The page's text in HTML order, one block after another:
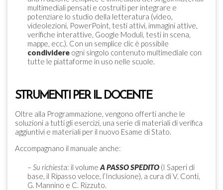
multimediali pensati e costruiti per integrare e
potenziare lo studio della letteratura (video,
videolezioni, PowerPoint, testi attivi, immagini attive,
verifiche interattive, Google Moduli, testi in scena,
mappe, ecc.). Con un semplice clic è possibile
condividere ogni singolo contenuto multimediale con
tutte le piattaforme in uso nelle scuole.
STRUMENTI PER IL DOCENTE
Oltre alla Programmazione, vengono offerti anche le
soluzioni a tutti gli esercizi, una serie di materiali di verifica
aggiuntivi e materiali per il nuovo Esame di Stato.
Accompagnano il manuale anche:
– Su richiesta: il volume A PASSO SPEDITO (I Saperi di
base, il Ripasso veloce, l’Inclusione), a cura di V. Conti,
G. Mannino e C. Rizzuto.